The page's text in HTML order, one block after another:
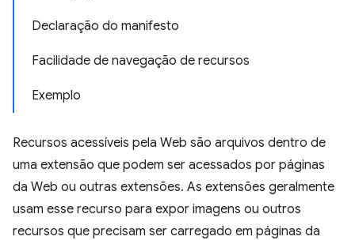
Declaração do manifesto
Facilidade de navegação de recursos
Exemplo
Recursos acessíveis pela Web são arquivos dentro de
uma extensão que podem ser acessados por páginas
da Web ou outras extensões. As extensões geralmente
usam esse recurso para expor imagens ou outros
recursos que precisam ser carregado em páginas da